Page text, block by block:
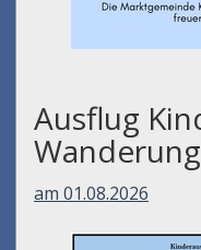
Ausflug
am 01.08.2026